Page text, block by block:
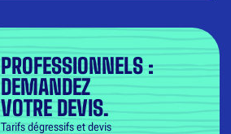
PROFESSIONNELS :
DEMANDEZ
VOTRE DEVIS.
Tarifs dégressifs et devis